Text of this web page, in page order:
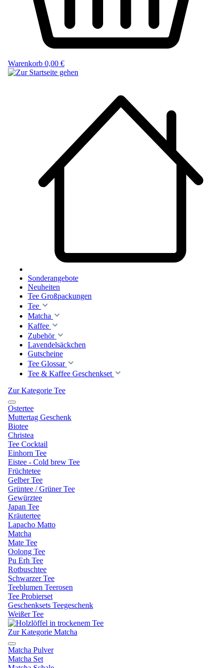
Warenkorb 0,00 €
Sonderangebote
Neuheiten
Tee Großpackungen
Tee
Matcha
Kaffee
Zubehör
Lavendelsäckchen
Gutscheine
Tee Glossar
Tee & Kaffee Geschenkset
Zur Kategorie Tee
Ostertee
Muttertag Geschenk
Biotee
Christea
Tee Cocktail
Einhorn Tee
Eistee - Cold brew Tee
Früchtetee
Gelber Tee
Grüntee / Grüner Tee
Gewürztee
Japan Tee
Kräutertee
Lapacho Matto
Matcha
Mate Tee
Oolong Tee
Pu Erh Tee
Rotbuschtee
Schwarzer Tee
Teeblumen Teerosen
Tee Probierset
Geschenksets Teegeschenk
Weißer Tee
Zur Kategorie Matcha
Matcha Pulver
Matcha Set